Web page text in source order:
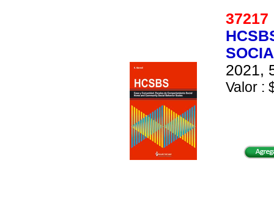
2021,
Valor :